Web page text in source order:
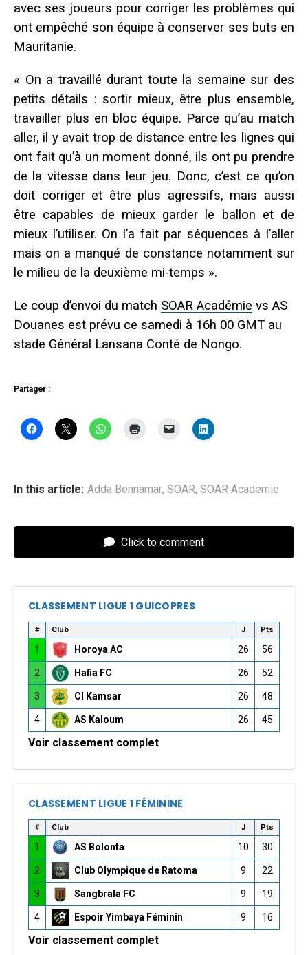
avec ses joueurs pour corriger les problèmes qui
ont empêché son équipe à conserver ses buts en
Mauritanie.
« On a travaillé durant toute la semaine sur des
petits détails : sortir mieux, être plus ensemble,
travailler plus en bloc équipe. Parce qu’au match
aller, il y avait trop de distance entre les lignes qui
ont fait qu’à un moment donné, ils ont pu prendre
de la vitesse dans leur jeu. Donc, c’est ce qu’on
doit corriger et être plus agressifs, mais aussi
être capables de mieux garder le ballon et de
mieux l’utiliser. On l’a fait par séquences à l’aller
mais on a manqué de constance notamment sur
le milieu de la deuxième mi-temps ».
Le coup d’envoi du match SOAR Académie vs AS
Douanes est prévu ce samedi à 16h 00 GMT au
stade Général Lansana Conté de Nongo.
Partager :
In this article: Adda Bennamar, SOAR, SOAR Academie
Click to comment
CLASSEMENT LIGUE 1 GUICOPRES
# Club J Pts
1 Horoya AC 26 56
2 Hafia FC 26 52
3 CI Kamsar 26 48
4 AS Kaloum 26 45
Voir classement complet
CLASSEMENT LIGUE 1 FÉMININE
# Club J Pts
1 AS Bolonta 10 30
2 Club Olympique de Ratoma 9 22
3 Sangbrala FC 9 19
4 Espoir Yimbaya Féminin 9 16
Voir classement complet